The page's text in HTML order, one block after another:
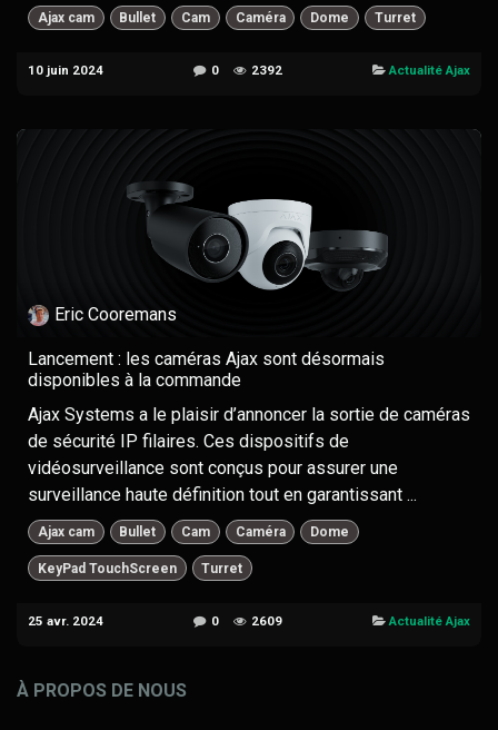
Ajax cam Bullet Cam Caméra Dome Turret
10 juin 2024 0 2392 Actualité Ajax
Eric Cooremans
Lancement : les caméras Ajax sont désormais
disponibles à la commande
Ajax Systems a le plaisir d’annoncer la sortie de caméras
de sécurité IP filaires. Ces dispositifs de
vidéosurveillance sont conçus pour assurer une
surveillance haute définition tout en garantissant ...
Ajax cam Bullet Cam Caméra Dome
KeyPad TouchScreen Turret
25 avr. 2024 0 2609 Actualité Ajax
À PROPOS DE NOUS